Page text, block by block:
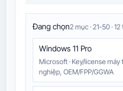
Đang chọn2 mục · 21-50 ·
Windows 11 Pro
Microsoft · Key/license máy
nghiệp, OEM/FPP/GGWA